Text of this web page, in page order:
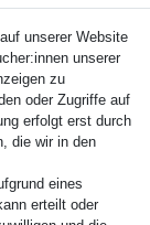
unserer Website
unserer
zu
oder Zugriffe auf
erfolgt erst durch
die wir in den
eines
erteilt oder